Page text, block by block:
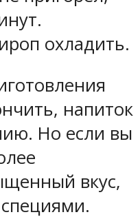
охладить.
напиток
Но если вы
вкус,